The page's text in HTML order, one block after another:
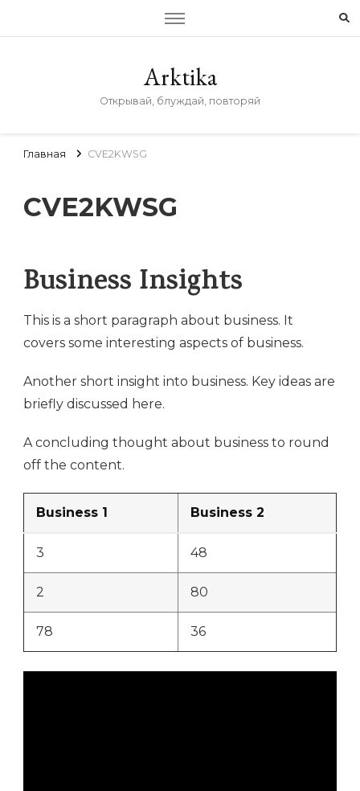
Arktika
Открывай, блуждай, повторяй
Главная CVE2KWSG
CVE2KWSG
Business Insights
This is a short paragraph about business. It
covers some interesting aspects of business.
Another short insight into business. Key ideas are
briefly discussed here.
A concluding thought about business to round
off the content.
Business 1 Business 2
3 48
2 80
78 36